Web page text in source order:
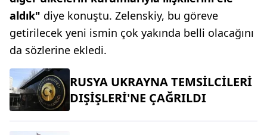
aldık" diye konuştu. Zelenskiy, bu göreve
getirilecek yeni ismin çok yakında belli olacağını
da sözlerine ekledi.
RUSYA UKRAYNA TEMSİLCİLERİ
DIŞİŞLERİ'NE ÇAĞRILDI